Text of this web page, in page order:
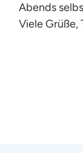
Abends
Viele Grüße,